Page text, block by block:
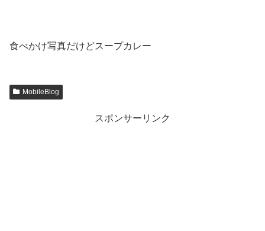
食べかけ写真だけどスープカレー
MobileBlog
スポンサーリンク